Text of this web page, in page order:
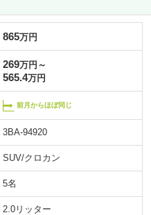
865万円
269万円～
565.4万円
前月からほぼ同じ
3BA-94920
SUV/クロカン
5名
2.0リッター